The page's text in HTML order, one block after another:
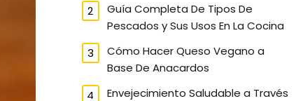
Guía Completa De Tipos De
Pescados y Sus Usos En La Cocina
Cómo Hacer Queso Vegano a
Base De Anacardos
Envejecimiento Saludable a Través